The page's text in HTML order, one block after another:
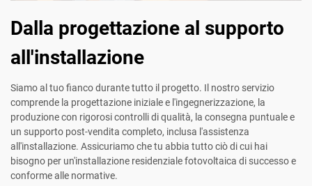
Dalla progettazione al supporto
all'installazione
Siamo al tuo fianco durante tutto il progetto. Il nostro servizio
comprende la progettazione iniziale e l'ingegnerizzazione, la
produzione con rigorosi controlli di qualità, la consegna puntuale e
un supporto post-vendita completo, inclusa l'assistenza
all'installazione. Assicuriamo che tu abbia tutto ciò di cui hai
bisogno per un'installazione residenziale fotovoltaica di successo e
conforme alle normative.